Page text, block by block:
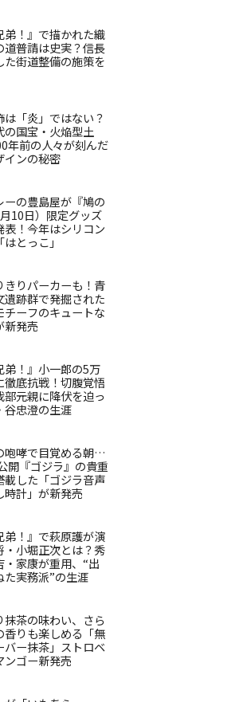
弟！』で描かれた織
道普請は史実？信長
た街道整備の施策を
は「炎」ではない？
の国宝・火焔型土
年前の人々が刻んだ
インの秘密
ーの豊島屋が『鳩の
10日）限定グッズ
表！今年はシリコン
とっこ」
きりパーカーも！青
遺跡群で発掘された
チーフのキュートな
新発売
弟！』小一郎の5万
徹底抗戦！切腹覚悟
部元親に降伏を迫っ
谷忠澄の生涯
咆哮で目覚める朝…
開『ゴジラ』の貴重
載した「ゴジラ音声
時計」が新発売
弟！』で萩原護が演
・小堀正次とは？秀
・家康が重用、“出
た実務派”の生涯
抹茶の味わい、さら
香りも楽しめる「無
バー抹茶」ストロベ
ンゴー新発売